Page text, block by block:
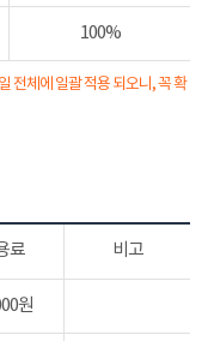
100%
전체에 일괄 적용 되오니, 꼭 확
료 비고
원